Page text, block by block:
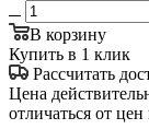
В корзину
Купить в 1 клик
Рассчитать
Цена
отличаться от